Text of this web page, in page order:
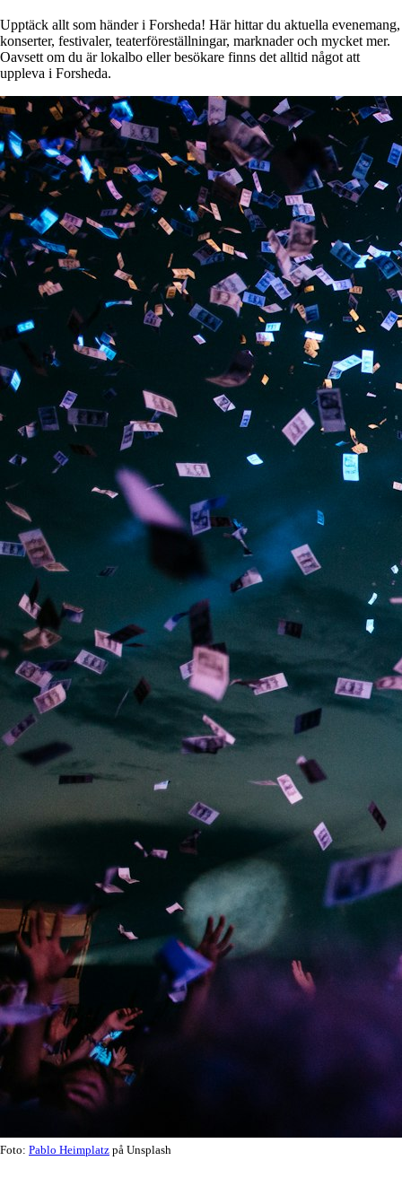
Upptäck allt som händer i Forsheda! Här hittar du aktuella evenemang,
konserter, festivaler, teaterföreställningar, marknader och mycket mer.
Oavsett om du är lokalbo eller besökare finns det alltid något att
uppleva i Forsheda.
Foto: Pablo Heimplatz på Unsplash